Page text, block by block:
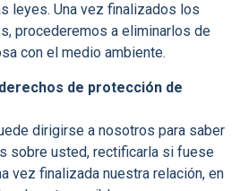
leyes. Una vez finalizados los
procederemos a eliminarlos de
con el medio ambiente.
de protección de
dirigirse a nosotros para saber
sobre usted, rectificarla si fuese
vez finalizada nuestra relación, en